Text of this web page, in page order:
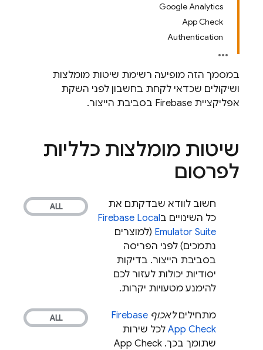
Google Analytics
App Check
Authentication
במסמך הזה מופיעה רשימת שיטות מומלצות
ושיקולים שכדאי לקחת בחשבון לפני השקת
אפליקציית Firebase בסביבת הייצור.
שיטות מומלצות כלליות
לפרסום
חשוב לוודא שבדקתם את
כל השינויים בFirebase Local
Emulator Suite (למוצרים
נתמכים) לפני הפריסה
בסביבת הייצור. בדיקות
יסודיות יכולות לעזור לכם
להימנע מטעויות יקרות.
מתחיליםלאכוף Firebase
App Check לכל שירות
שתומך בכך. ‫ App Check